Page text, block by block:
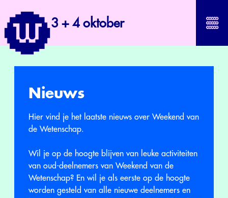
3 + 4 oktober
Nieuws
Hier vind je het laatste nieuws over Weekend van
de Wetenschap.
Wil je op de hoogte blijven van leuke activiteiten
van oud-deelnemers van Weekend van de
Wetenschap? En wil je als eerste op de hoogte
worden gesteld van alle nieuwe deelnemers en